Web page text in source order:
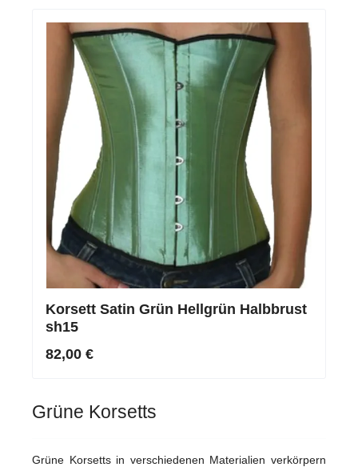
Korsett Satin Grün Hellgrün Halbbrust
sh15
82,00 €
Grüne Korsetts
Grüne Korsetts in verschiedenen Materialien verkörpern